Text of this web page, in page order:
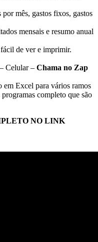
mês, gastos fixos, gastos
mensais e resumo anual
de ver e imprimir.
Celular – Chama no Zap
Excel para vários ramos
completo que são
NO LINK